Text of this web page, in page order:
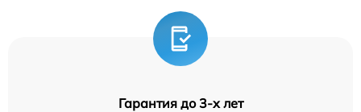
Гарантия до 3-х лет